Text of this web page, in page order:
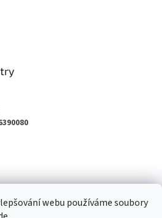
webu používáme soubory